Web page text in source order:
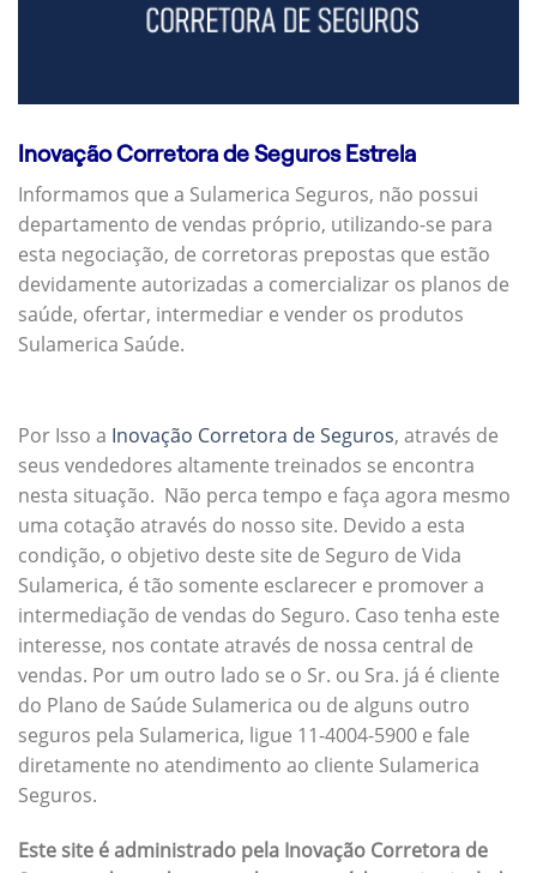
Inovação Corretora de Seguros Estrela
Informamos que a Sulamerica Seguros, não possui
departamento de vendas próprio, utilizando-se para
esta negociação, de corretoras prepostas que estão
devidamente autorizadas a comercializar os planos de
saúde, ofertar, intermediar e vender os produtos
Sulamerica Saúde.
Por Isso a Inovação Corretora de Seguros, através de
seus vendedores altamente treinados se encontra
nesta situação. Não perca tempo e faça agora mesmo
uma cotação através do nosso site. Devido a esta
condição, o objetivo deste site de Seguro de Vida
Sulamerica, é tão somente esclarecer e promover a
intermediação de vendas do Seguro. Caso tenha este
interesse, nos contate através de nossa central de
vendas. Por um outro lado se o Sr. ou Sra. já é cliente
do Plano de Saúde Sulamerica ou de alguns outro
seguros pela Sulamerica, ligue 11-4004-5900 e fale
diretamente no atendimento ao cliente Sulamerica
Seguros.
Este site é administrado pela Inovação Corretora de